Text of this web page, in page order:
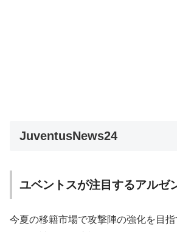
JuventusNews24
ユベントスが注目するアルゼ
今夏の移籍市場で攻撃陣の強化を目